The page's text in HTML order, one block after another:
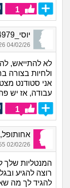
1
יוסי_4979, בן 27, אורח
04/02/26 08:26
לא להתייאש,
ולחיות בצורה
אני סטודנט
עבודה, אז יש
1
אחותופל,
02/02/26 19:55
המנטליות שלך
רוצה להגיע
להגיד לך מה